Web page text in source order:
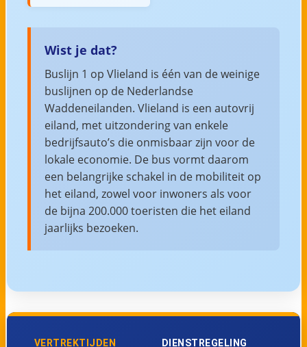
Wist je dat?
Buslijn 1 op Vlieland is één van de weinige
buslijnen op de Nederlandse
Waddeneilanden. Vlieland is een autovrij
eiland, met uitzondering van enkele
bedrijfsauto’s die onmisbaar zijn voor de
lokale economie. De bus vormt daarom
een belangrijke schakel in de mobiliteit op
het eiland, zowel voor inwoners als voor
de bijna 200.000 toeristen die het eiland
jaarlijks bezoeken.
VERTREKTIJDEN DIENSTREGELING